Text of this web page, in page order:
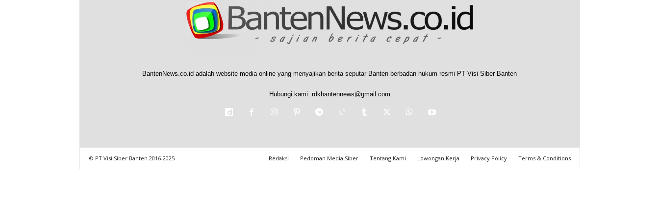
BantenNews.co.id adalah website media online yang menyajikan berita seputar Banten berbadan hukum resmi PT Visi Siber Banten
Hubungi kami: rdkbantennews@gmail.com
Redaksi Pedoman Media Siber Tentang Kami Lowongan Kerja Privacy Policy Terms & Conditions
© PT Visi Siber Banten 2016-2025